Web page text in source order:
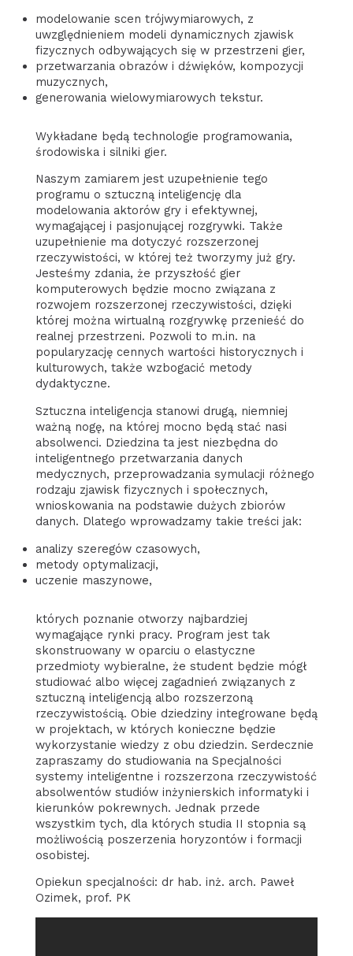
modelowanie scen trójwymiarowych, z
uwzględnieniem modeli dynamicznych zjawisk
fizycznych odbywających się w przestrzeni gier,
przetwarzania obrazów i dźwięków, kompozycji
muzycznych,
generowania wielowymiarowych tekstur.
Wykładane będą technologie programowania,
środowiska i silniki gier.
Naszym zamiarem jest uzupełnienie tego
programu o sztuczną inteligencję dla
modelowania aktorów gry i efektywnej,
wymagającej i pasjonującej rozgrywki. Także
uzupełnienie ma dotyczyć rozszerzonej
rzeczywistości, w której też tworzymy już gry.
Jesteśmy zdania, że przyszłość gier
komputerowych będzie mocno związana z
rozwojem rozszerzonej rzeczywistości, dzięki
której można wirtualną rozgrywkę przenieść do
realnej przestrzeni. Pozwoli to m.in. na
popularyzację cennych wartości historycznych i
kulturowych, także wzbogacić metody
dydaktyczne.
Sztuczna inteligencja stanowi drugą, niemniej
ważną nogę, na której mocno będą stać nasi
absolwenci. Dziedzina ta jest niezbędna do
inteligentnego przetwarzania danych
medycznych, przeprowadzania symulacji różnego
rodzaju zjawisk fizycznych i społecznych,
wnioskowania na podstawie dużych zbiorów
danych. Dlatego wprowadzamy takie treści jak:
analizy szeregów czasowych,
metody optymalizacji,
uczenie maszynowe,
których poznanie otworzy najbardziej
wymagające rynki pracy. Program jest tak
skonstruowany w oparciu o elastyczne
przedmioty wybieralne, że student będzie mógł
studiować albo więcej zagadnień związanych z
sztuczną inteligencją albo rozszerzoną
rzeczywistością. Obie dziedziny integrowane będą
w projektach, w których konieczne będzie
wykorzystanie wiedzy z obu dziedzin. Serdecznie
zapraszamy do studiowania na Specjalności
systemy inteligentne i rozszerzona rzeczywistość
absolwentów studiów inżynierskich informatyki i
kierunków pokrewnych. Jednak przede
wszystkim tych, dla których studia II stopnia są
możliwością poszerzenia horyzontów i formacji
osobistej.
Opiekun specjalności: dr hab. inż. arch. Paweł
Ozimek, prof. PK